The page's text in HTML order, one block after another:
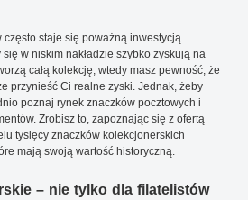
staje się poważną inwestycją.
się w niskim nakładzie szybko zyskują na
całą kolekcję, wtedy masz pewność, że
przynieść Ci realne zyski. Jednak, żeby
poznaj rynek znaczków pocztowych i
Zrobisz to, zapoznając się z ofertą
tysięcy znaczków kolekcjonerskich
mają swoją wartość historyczną.
– nie tylko dla filatelistów